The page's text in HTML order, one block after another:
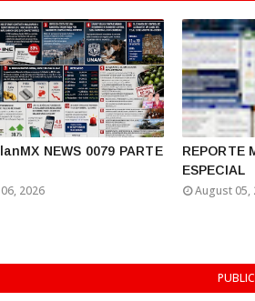
NEWS 0079 PARTE
2026
REPORTE
ESPECIAL
August 05,